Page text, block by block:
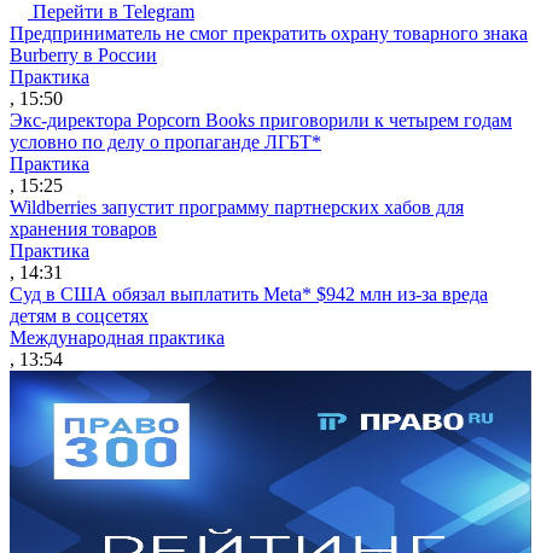
Перейти в Telegram
Предприниматель не смог прекратить охрану товарного знака
Burberry в России
Практика
, 15:50
Экс-директора Popcorn Books приговорили к четырем годам
условно по делу о пропаганде ЛГБТ*
Практика
, 15:25
Wildberries запустит программу партнерских хабов для
хранения товаров
Практика
, 14:31
Суд в США обязал выплатить Meta* $942 млн из-за вреда
детям в соцсетях
Международная практика
, 13:54